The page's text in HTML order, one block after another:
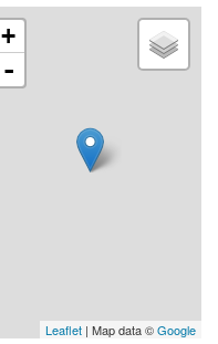
+
-
Leaflet | Map data ©Google